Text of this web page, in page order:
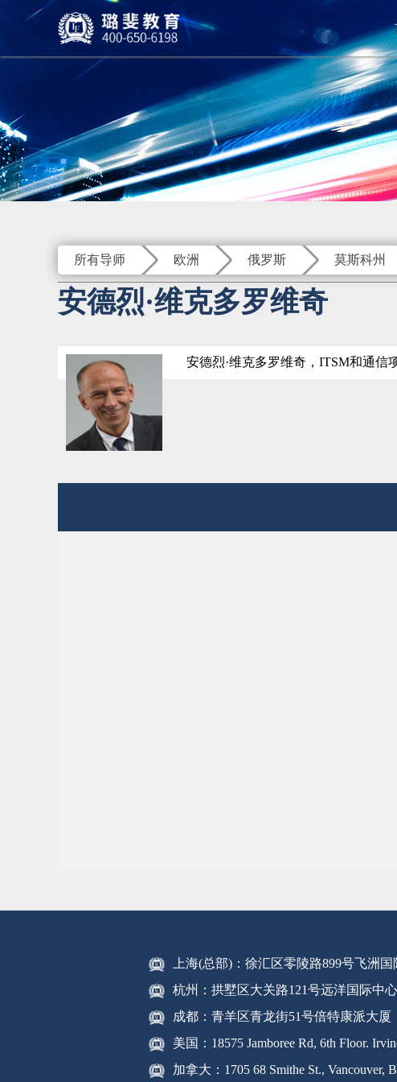
所有导师 欧洲 俄罗斯 莫斯科州
安德烈·维克多罗维奇
安德烈·维克多罗维奇，ITSM
上海(总部)：徐汇区零陵路899号飞洲
杭州：拱墅区大关路121号远洋国际中
成都：青羊区青龙街51号倍特康派大厦
美国：18575 Jamboree Rd, 6th Floor.
加拿大：1705 68 Smithe St., Vancouver,